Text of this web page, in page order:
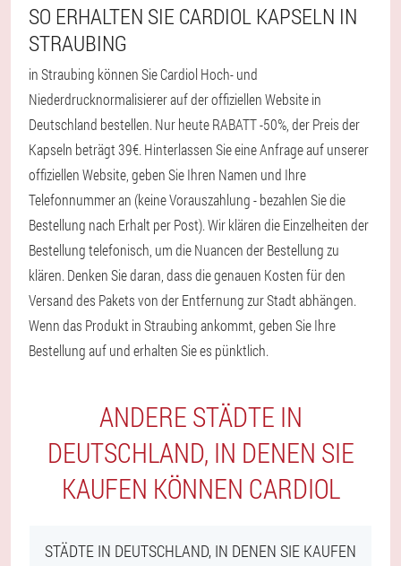
SO ERHALTEN SIE CARDIOL KAPSELN IN
STRAUBING
in Straubing können Sie Cardiol Hoch- und
Niederdrucknormalisierer auf der offiziellen Website in
Deutschland bestellen. Nur heute RABATT -50%, der Preis der
Kapseln beträgt 39€. Hinterlassen Sie eine Anfrage auf unserer
offiziellen Website, geben Sie Ihren Namen und Ihre
Telefonnummer an (keine Vorauszahlung - bezahlen Sie die
Bestellung nach Erhalt per Post). Wir klären die Einzelheiten der
Bestellung telefonisch, um die Nuancen der Bestellung zu
klären. Denken Sie daran, dass die genauen Kosten für den
Versand des Pakets von der Entfernung zur Stadt abhängen.
Wenn das Produkt in Straubing ankommt, geben Sie Ihre
Bestellung auf und erhalten Sie es pünktlich.
ANDERE STÄDTE IN
DEUTSCHLAND, IN DENEN SIE
KAUFEN KÖNNEN CARDIOL
STÄDTE IN DEUTSCHLAND, IN DENEN SIE KAUFEN